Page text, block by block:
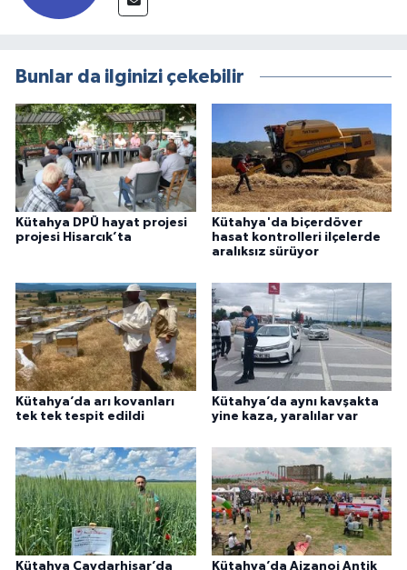
Bunlar da ilginizi çekebilir
Kütahya DPÜ hayat projesi
projesi Hisarcık’ta
Kütahya'da biçerdöver
hasat kontrolleri ilçelerde
aralıksız sürüyor
Kütahya’da arı kovanları
tek tek tespit edildi
Kütahya’da aynı kavşakta
yine kaza, yaralılar var
Kütahya Çavdarhisar’da
Kütahya’da Aizanoi Antik